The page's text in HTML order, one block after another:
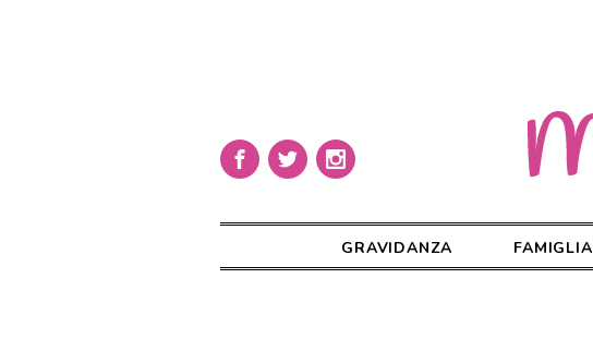
GRAVIDANZA FAMIGLIA